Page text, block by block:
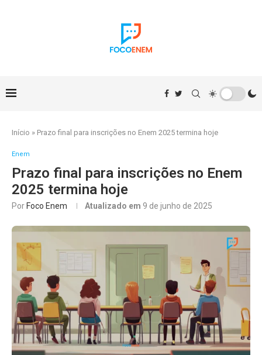
Início » Prazo final para inscrições no Enem 2025 termina hoje
Enem
Prazo final para inscrições no Enem
2025 termina hoje
Por Foco Enem Atualizado em 9 de junho de 2025